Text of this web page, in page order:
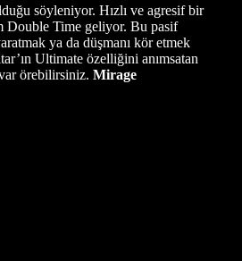
söyleniyor. Hızlı ve agresif bir
Double Time geliyor. Bu pasif
ya da düşmanı kör etmek
Ultimate özelliğini anımsatan
örebilirsiniz. Mirage